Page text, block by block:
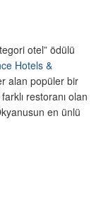
otel” ödülü
Hotels &
alan popüler bir
restoranı olan
en ünlü